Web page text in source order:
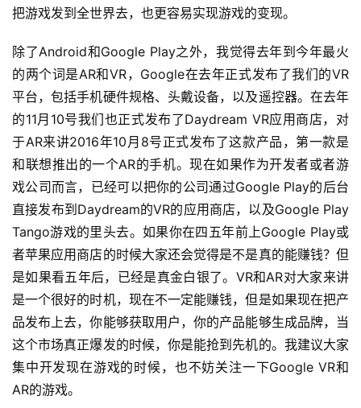
首
页
游
茶
创
游
戏
业
界
手
把游戏发到全世界去，也更容易实现游戏的变现。
除了Android和Google Play之外，我觉得去年到今年最火
的两个词是AR和VR，Google在去年正式发布了我们的VR
平台，包括手机硬件规格、头戴设备，以及遥控器。在去年
的11月10号我们也正式发布了Daydream VR应用商店，对
于AR来讲2016年10月8号正式发布了这款产品，第一款是
和联想推出的一个AR的手机。现在如果作为开发者或者游
戏公司而言，已经可以把你的公司通过Google Play的后台
直接发布到Daydream的VR的应用商店，以及Google Play
Tango游戏的里头去。如果你在四五年前上Google Play或
者苹果应用商店的时候大家还会觉得是不是真的能赚钱？但
是如果看五年后，已经是真金白银了。VR和AR对大家来讲
是一个很好的时机，现在不一定能赚钱，但是如果现在把产
品发布上去，你能够获取用户，你的产品能够生成品牌，当
这个市场真正爆发的时候，你是能抢到先机的。我建议大家
集中开发现在游戏的时候，也不妨关注一下Google VR和
AR的游戏。